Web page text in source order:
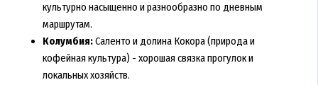
культурно насыщенно и разнообразно по дневным
маршрутам.
Колумбия:Саленто и долина Кокора (природа и
кофейная культура) - хорошая связка прогулок и
локальных хозяйств.